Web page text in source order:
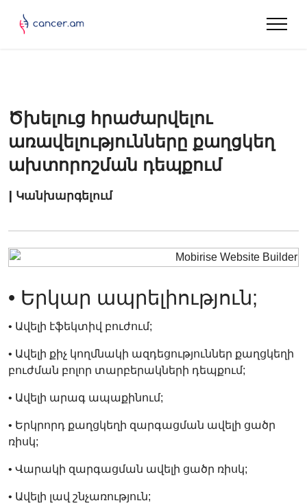
Ծխելուց հրաժարվելու
առավելությունները քաղցկեղ
ախտորոշման դեպքում
| Կանխարգելում
• Երկար ապրելիություն;
• Ավելի էֆեկտիվ բուժում;
• Ավելի քիչ կողմնակի ազդեցություններ քաղցկեղի
բուժման բոլոր տարբերակների դեպքում;
• Ավելի արագ ապաքինում;
• Երկրորդ քաղցկեղի զարգացման ավելի ցածր
ռիսկ;
• Վարակի զարգացման ավելի ցածր ռիսկ;
• Ավելի լավ շնչառություն;